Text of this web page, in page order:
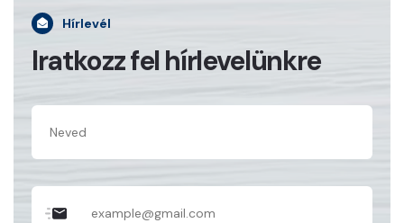
Hírlevél
Iratkozz fel hírlevelünkre